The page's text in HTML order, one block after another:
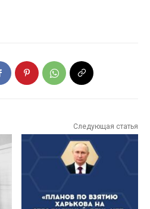
Следующая статья